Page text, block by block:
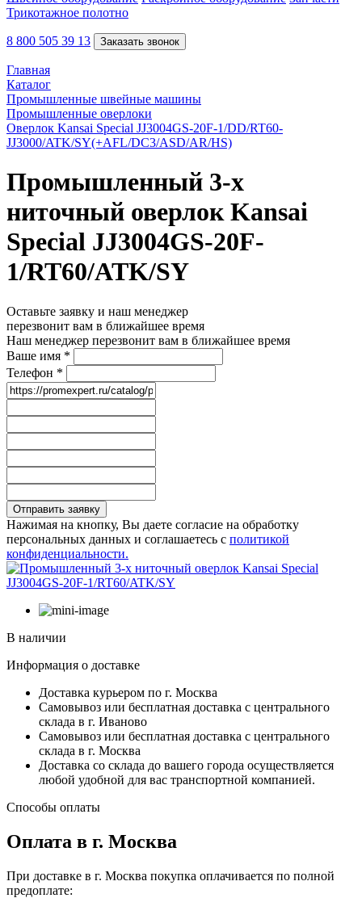
Трикотажное полотно
8 800 505 39 13 Заказать звонок
Главная
Каталог
Промышленные швейные машины
Промышленные оверлоки
Оверлок Kansai Special JJ3004GS-20F-1/DD/RT60-
JJ3000/ATK/SY(+AFL/DC3/ASD/AR/HS)
Промышленный 3-х
ниточный оверлок Kansai
Special JJ3004GS-20F-
1/RT60/ATK/SY
Оставьте заявку и наш менеджер
перезвонит вам в ближайшее время
Наш менеджер перезвонит вам в ближайшее время
Ваше имя *
Телефон *
Отправить заявку
Нажимая на кнопку, Вы даете согласие на обработку
персональных данных и соглашаетесь с политикой
конфиденциальности.
В наличии
Информация о доставке
Доставка курьером по г. Москва
Самовывоз или бесплатная доставка с центрального
склада в г. Иваново
Самовывоз или бесплатная доставка с центрального
склада в г. Москва
Доставка со склада до вашего города осуществляется
любой удобной для вас транспортной компанией.
Способы оплаты
Оплата в г. Москва
При доставке в г. Москва покупка оплачивается по полной
предоплате: